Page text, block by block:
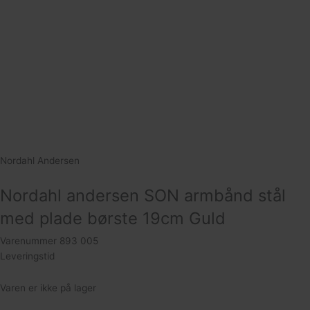
Nordahl Andersen
Nordahl andersen SON armbånd stål
med plade børste 19cm Guld
Varenummer 893 005
Leveringstid
Varen er ikke på lager